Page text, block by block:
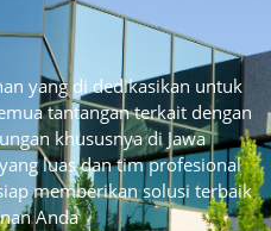
yang di dedikasikan untuk
tantangan terkait dengan
khususnya di Jawa
luas dan tim profesional
memberikan solusi terbaik
Anda